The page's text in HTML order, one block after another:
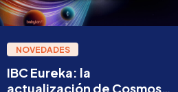
NOVEDADES
IBC Eureka: la
actualización de Cosmos